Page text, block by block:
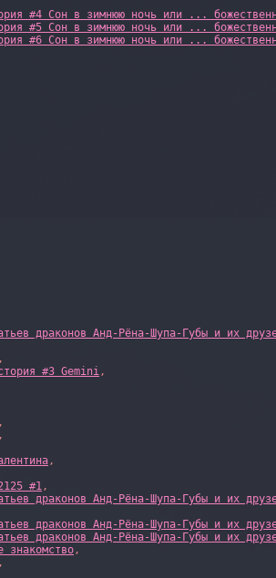
#4 Сон в зимнюю ночь или ...
#5 Сон в зимнюю ночь или ...
#6 Сон в зимнюю ночь или ...
драконов Анд-Рёна-Шупа-Губы и их
,
#3 Gemini,
,
,
,
#1,
драконов Анд-Рёна-Шупа-Губы и их
драконов Анд-Рёна-Шупа-Губы и их
драконов Анд-Рёна-Шупа-Губы и их
знакомство,
,